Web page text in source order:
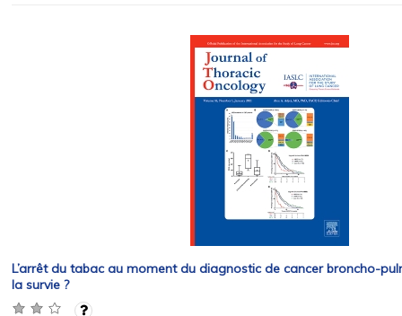
L’arrêt du tabac au moment du diagnostic de cancer broncho-
la survie ?